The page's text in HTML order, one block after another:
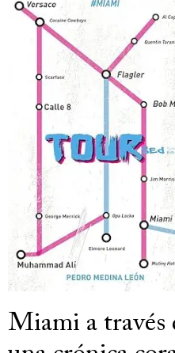
Miami a través